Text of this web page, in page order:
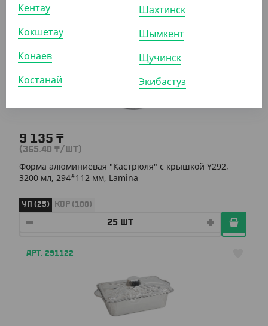
9 135 ₸
(365.40 ₸/ШТ)
Форма алюминиевая "Кастрюля" с крышкой Y292,
3200 мл, 294*112 мм, Lamina
УП (25) КОР (100)
АРТ. 291122
Кентау
Кокшетау
Конаев
Костанай
Шахтинск
Шымкент
Щучинск
Экибастуз